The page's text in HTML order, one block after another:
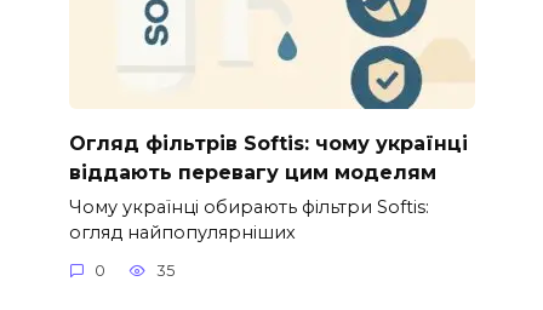
Огляд фільтрів Softis: чому українці
віддають перевагу цим моделям
Чому українці обирають фільтри Softis:
огляд найпопулярніших
0 35